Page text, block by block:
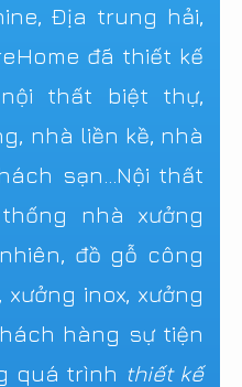
Địa trung hải,
đã thiết kế
thất biệt thự,
nhà liền kề, nhà
sạn...Nội thất
nhà xưởng
đồ gỗ công
inox, xưởng
hàng sự tiện
quá trình thiết kế